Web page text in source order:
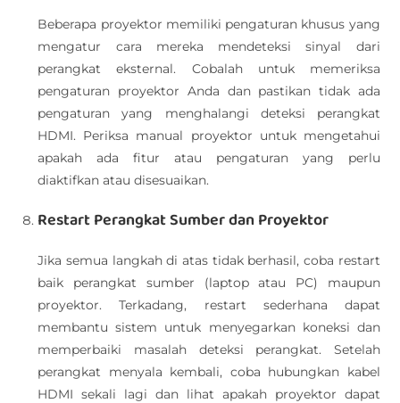
Beberapa proyektor memiliki pengaturan khusus yang
mengatur cara mereka mendeteksi sinyal dari
perangkat eksternal. Cobalah untuk memeriksa
pengaturan proyektor Anda dan pastikan tidak ada
pengaturan yang menghalangi deteksi perangkat
HDMI. Periksa manual proyektor untuk mengetahui
apakah ada fitur atau pengaturan yang perlu
diaktifkan atau disesuaikan.
Restart Perangkat Sumber dan Proyektor
Jika semua langkah di atas tidak berhasil, coba restart
baik perangkat sumber (laptop atau PC) maupun
proyektor. Terkadang, restart sederhana dapat
membantu sistem untuk menyegarkan koneksi dan
memperbaiki masalah deteksi perangkat. Setelah
perangkat menyala kembali, coba hubungkan kabel
HDMI sekali lagi dan lihat apakah proyektor dapat